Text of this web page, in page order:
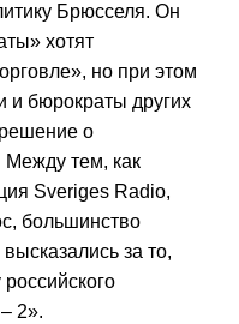
Брюсселя. Он
хотят
но при этом
и бюрократы других
о
Между тем, как
Sveriges Radio,
большинство
за то,
2».